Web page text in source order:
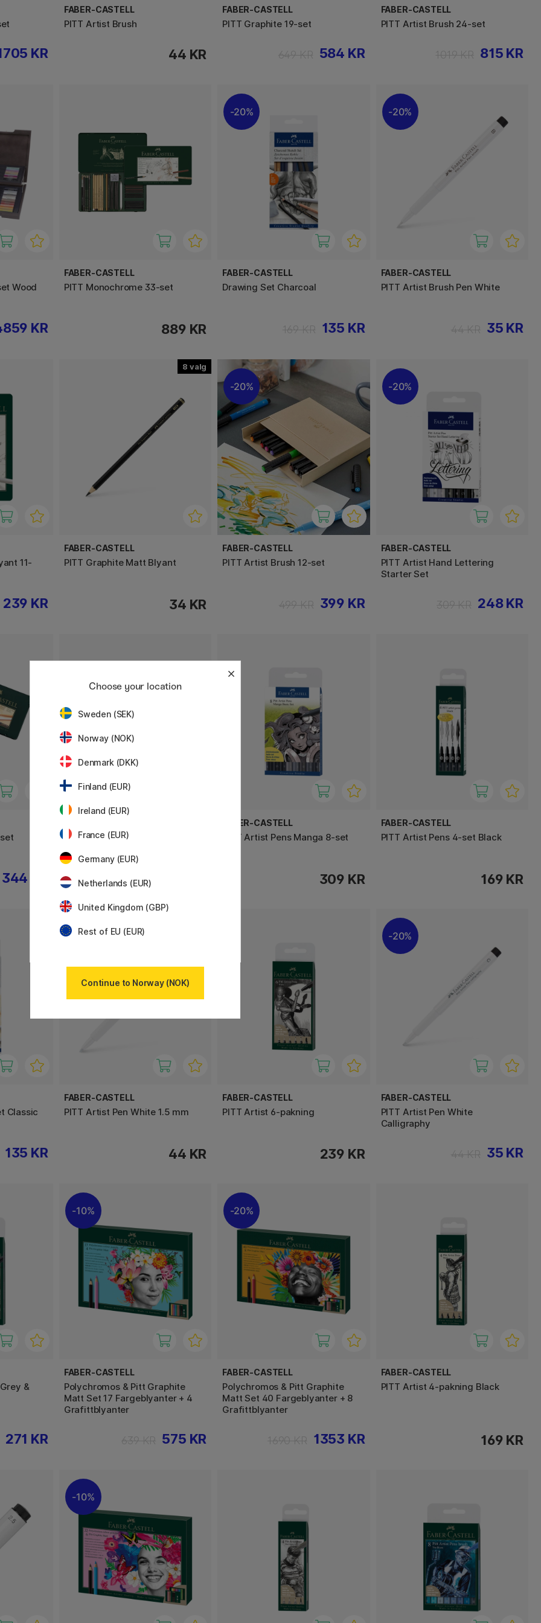
KR
FABER-CASTELL
PITT Artist Brush
44 KR
FABER-CASTELL
PITT Graphite 19-set
584 KR
FABER-CASTELL
PITT Artist Brush 24-set
815 KR
Wood
KR
FABER-CASTELL
PITT Monochrome 33-set
889 KR
20%
FABER-CASTELL
Drawing Set Charcoal
135 KR
20%
FABER-CASTELL
PITT Artist Brush Pen White
35 KR
11-
239 KR
8
FABER-CASTELL
PITT Graphite Matt Blyant
34 KR
20%
FABER-CASTELL
PITT Artist Brush 12-set
399 KR
20%
FABER-CASTELL
PITT Artist Hand Lettering
Starter Set
248 KR
344 KR
PITT Artist 8-pakning
FABER-CASTELL
PITT Artist Pens Manga 8-set
309 KR
FABER-CASTELL
PITT Artist Pens 4-set Black
169 KR
Classic
135 KR
FABER-CASTELL
PITT Artist Pen White 1.5 mm
44 KR
FABER-CASTELL
PITT Artist 6-pakning
239 KR
20%
FABER-CASTELL
PITT Artist Pen White
Calligraphy
35 KR
&
271 KR
10%
FABER-CASTELL
Polychromos & Pitt Graphite
Matt Set 17 Fargeblyanter + 4
Grafittblyanter
575 KR
20%
FABER-CASTELL
Polychromos & Pitt Graphite
Matt Set 40 Fargeblyanter + 8
Grafittblyanter
1353 KR
FABER-CASTELL
PITT Artist 4-pakning Black
169 KR
10%
Choose your location
Sweden (SEK)
Norway (NOK)
Denmark (DKK)
Finland (EUR)
Ireland (EUR)
France (EUR)
Germany (EUR)
Netherlands (EUR)
United Kingdom (GBP)
Rest of EU (EUR)
Continue to Norway (NOK)